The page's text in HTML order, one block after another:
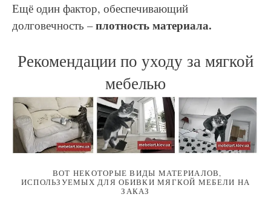
Ещё один фактор, обеспечивающий
долговечность –плотность материала.
Рекомендации по уходу за мягкой
мебелью
ВОТ НЕКОТОРЫЕ ВИДЫ МАТЕРИАЛОВ,
ИСПОЛЬЗУЕМЫХ ДЛЯ ОБИВКИ МЯГКОЙ МЕБЕЛИ НА
ЗАКАЗ